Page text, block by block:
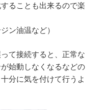
ることも出来るので楽
ン油温など）
て接続すると、正常な
始動しなくなるなどの
分に気を付けて行うよ